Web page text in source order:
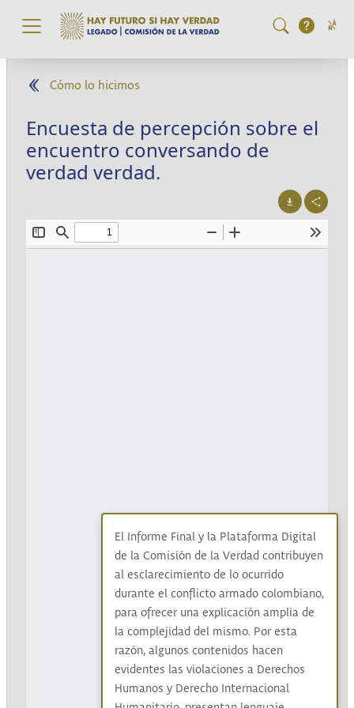
Pasar al contenido principal
Cómo lo hicimos
Encuesta de percepción sobre el
encuentro conversando de
verdad verdad.
El Informe Final y la Plataforma Digital
de la Comisión de la Verdad contribuyen
al esclarecimiento de lo ocurrido
durante el conflicto armado colombiano,
para ofrecer una explicación amplia de
la complejidad del mismo. Por esta
razón, algunos contenidos hacen
evidentes las violaciones a Derechos
Humanos y Derecho Internacional